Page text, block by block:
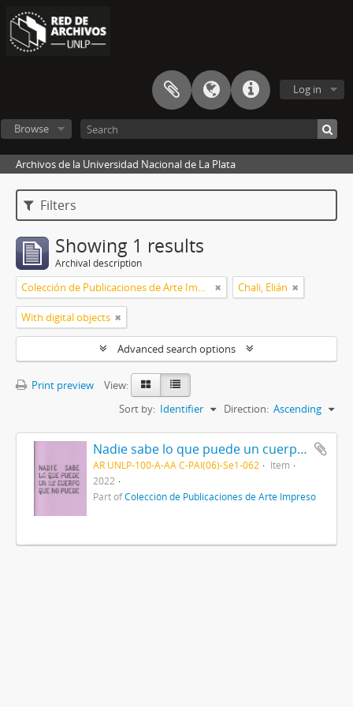
Log in
Browse
Archivos de la Universidad Nacional de La Plata
Filters
Showing 1 results
Archival description
Colección de Publicaciones de Arte Impreso Chali, Elián
With digital objects
Advanced search options
Print preview
View:
Sort by: Identifier Direction: Ascending
Nadie sabe lo que puede un cuerpo que no puede 2022
AR UNLP-100-A-AA C-PAI(06)-Se1-062
Item
2022
Part ofColección de Publicaciones de Arte Impreso